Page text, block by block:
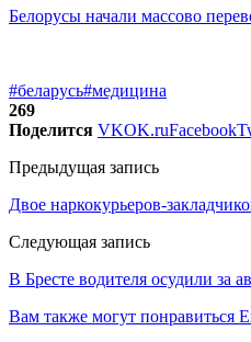
Белорусы начали массово
#беларусь#медицина
269
Поделится VKOK.ruFacebook
Предыдущая запись
Двое наркокурьеров-
Следующая запись
В Бресте водителя осудили за
Вам также могут понравиться